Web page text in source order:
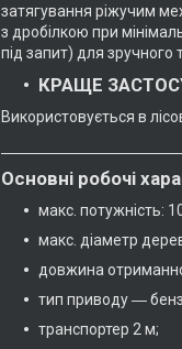
затягування ріжучим
з дробілкою при
під запит) для зручного
КРАЩЕ
Використовується в
Основні робочі
макс. потужність:
макс. діаметр
довжина
тип приводу ―
транспортер 2 м;